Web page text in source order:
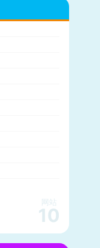
网站
10